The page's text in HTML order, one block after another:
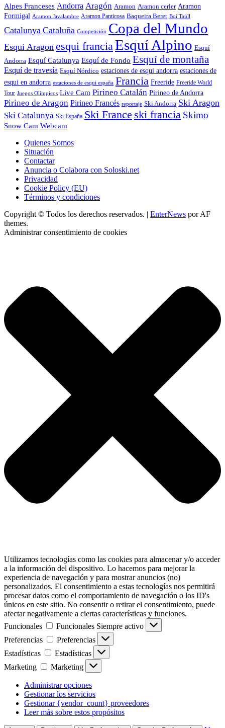
Alpes Franceses Andorra Aragón Aramon Aramon cerler Aramon
Formigal Aramon Javalambre Aramon Panticosa Baqueira Beret Boí Taüll
Catalunya Cataluña Competición Copa del Mundo
Esqui Aragon esqui francia Esquí Alpino Esquí
Andorra Esquí Catalunya Esquí de Fondo Esquí de montaña
Esquí de travesía Esquí Nórdico estaciones de esqui andorra estaciones de
esqui en andorra estaciones de esqui españa Francia Freeride Freeride World
Tour Juegos Olímpicos Live Cam Pirineo Catalán Pirineo de Andorra
Pirineo de Aragon Pirineo Francés reportaje Ski Andorra Ski Aragon
Ski Catalunya Ski España Ski France ski francia Skimo
Snow Cam Webcam
Quienes Somos
Situación
Contactar
Anuncia o Colabora con Soloski.net
Privacidad
Cookie Policy (EU)
Términos y condiciones
Copyright © Todos los derechos reservados. | EnterNews por AF
themes.
Administrar consentimiento de cookies
Utilizamos tecnologías como las cookies para almacenar y/o acceder
a la información del dispositivo. Lo hacemos para mejorar la
experiencia de navegación y para mostrar anuncios (no)
personalizados. El consentimiento a estas tecnologías nos permitirá
procesar datos como el comportamiento de navegación o los ID's
únicos en este sitio. No consentir o retirar el consentimiento, puede
afectar negativamente a ciertas características y funciones.
Funcionales
Funcionales Siempre activo
Preferencias
Preferencias
Estadísticas
Estadísticas
Marketing
Marketing
Administrar opciones
Gestionar los servicios
Gestionar {vendor_count} proveedores
Leer más sobre estos propósitos